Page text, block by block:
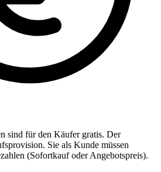
sind für den Käufer gratis. Der
Sie als Kunde müssen
(Sofortkauf oder Angebotspreis).